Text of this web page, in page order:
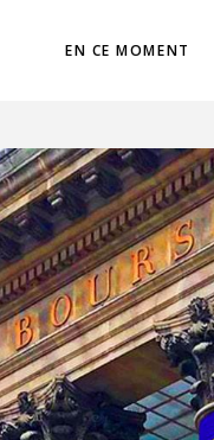
EN CE MOMENT